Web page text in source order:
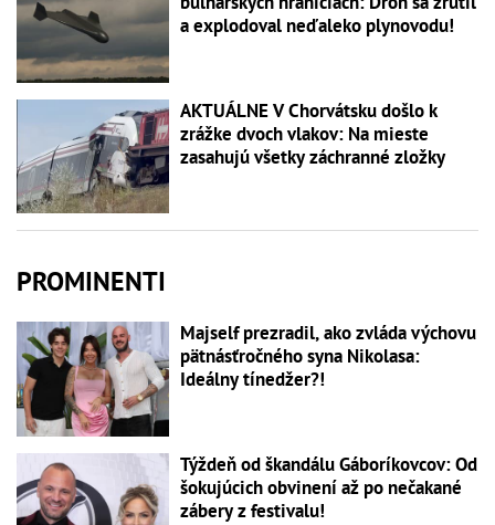
a explodoval neďaleko plynovodu!
AKTUÁLNE V Chorvátsku došlo k
zrážke dvoch vlakov: Na mieste
zasahujú všetky záchranné zložky
PROMINENTI
Majself prezradil, ako zvláda výchovu
pätnásťročného syna Nikolasa:
Ideálny tínedžer?!
Týždeň od škandálu Gáboríkovcov: Od
šokujúcich obvinení až po nečakané
zábery z festivalu!